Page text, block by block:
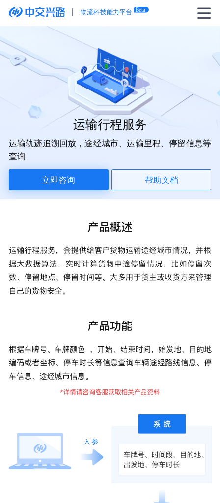
运输行程服务
运输轨迹追溯回放，途经城市、运输里程、停留信息等
查询
立即咨询 帮助文档